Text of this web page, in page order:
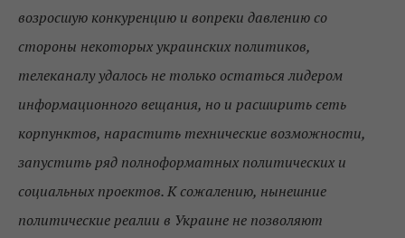
возросшую конкуренцию и вопреки давлению со
стороны некоторых украинских политиков,
телеканалу удалось не только остаться лидером
информационного вещания, но и расширить сеть
корпунктов, нарастить технические возможности,
запустить ряд полноформатных политических и
социальных проектов. К сожалению, нынешние
политические реалии в Украине не позволяют